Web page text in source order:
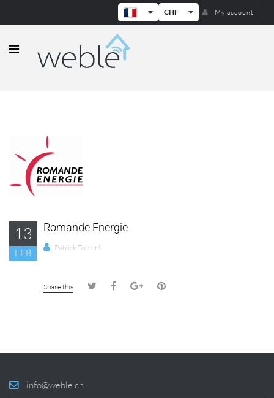
CHF My account
Weble — Passerelles IoT
13
FEB
Romande Energie
Patrick Torrent
Share this
info@weble.ch